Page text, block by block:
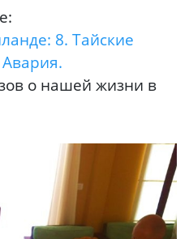
8. Тайские
о нашей жизни в